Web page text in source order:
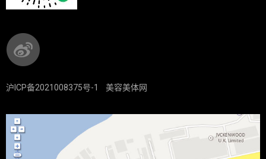
沪ICP备2021008375号-1 美容美体网